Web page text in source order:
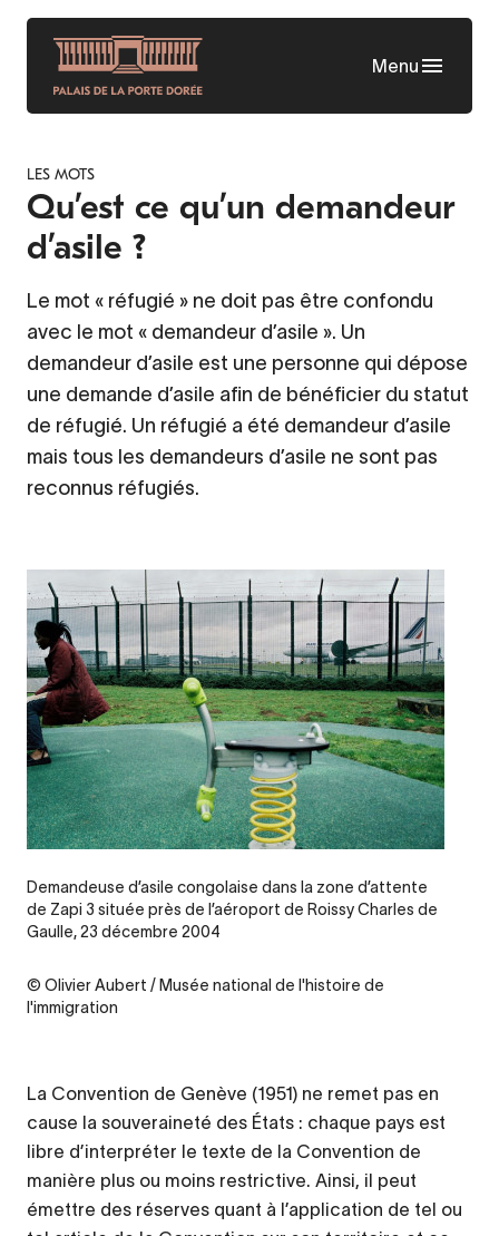
Aller
contenu
principal
Menu
LES MOTS
Qu’est ce qu’un demandeur
d’asile ?
Le mot « réfugié » ne doit pas être confondu
avec le mot « demandeur d’asile ». Un
demandeur d’asile est une personne qui dépose
une demande d’asile afin de bénéficier du statut
de réfugié. Un réfugié a été demandeur d’asile
mais tous les demandeurs d’asile ne sont pas
reconnus réfugiés.
Legende
Demandeuse d’asile congolaise dans la zone d’attente
de Zapi 3 située près de l’aéroport de Roissy Charles de
Gaulle, 23 décembre 2004
Credit
© Olivier Aubert / Musée national de l'histoire de
l'immigration
La Convention de Genève (1951) ne remet pas en
cause la souveraineté des États : chaque pays est
libre d’interpréter le texte de la Convention de
manière plus ou moins restrictive. Ainsi, il peut
émettre des réserves quant à l’application de tel ou